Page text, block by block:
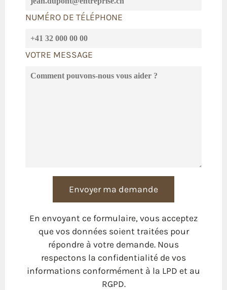
NUMÉRO DE TÉLÉPHONE
VOTRE MESSAGE
En envoyant ce formulaire, vous acceptez
que vos données soient traitées pour
répondre à votre demande. Nous
respectons la confidentialité de vos
informations conformément à la LPD et au
RGPD.